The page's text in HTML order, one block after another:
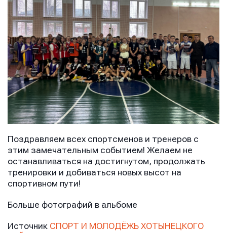
Поздравляем всех спортсменов и тренеров с
этим замечательным событием! Желаем не
останавливаться на достигнутом, продолжать
тренировки и добиваться новых высот на
спортивном пути!
Больше фотографий в альбоме
Источник СПОРТ И МОЛОДЁЖЬ ХОТЫНЕЦКОГО